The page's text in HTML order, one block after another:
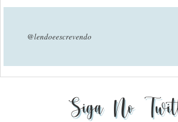
@lendoeescrevendo
Siga No